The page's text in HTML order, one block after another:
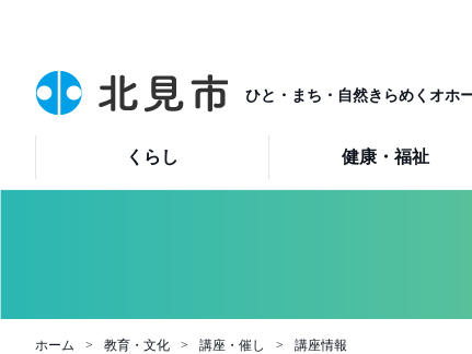
ひと・まち・自然きらめくオホ
くらし 健康・福祉
ホーム 教育・文化 講座・催し 講座情報